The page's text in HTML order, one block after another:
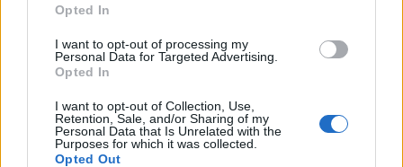
Opted In
I want to opt-out of processing my
Personal Data for Targeted Advertising.
Opted In
I want to opt-out of Collection, Use,
Retention, Sale, and/or Sharing of my
Personal Data that Is Unrelated with the
Purposes for which it was collected.
Opted Out
Τι προβάλλουν τα Cinema σε επτά πόλεις της
Πελοποννήσου